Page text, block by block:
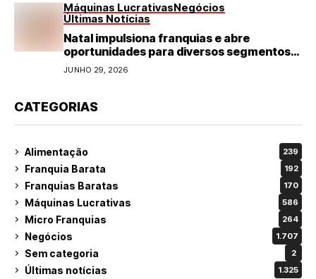
Máquinas LucrativasNegócios
Últimas Notícias
Natal impulsiona franquias e abre
oportunidades para diversos segmentos
do varejo
JUNHO 29, 2026
CATEGORIAS
Alimentação 239
Franquia Barata 192
Franquias Baratas 170
Máquinas Lucrativas 586
Micro Franquias 264
Negócios 1.707
Sem categoria 2
Últimas notícias 1.325